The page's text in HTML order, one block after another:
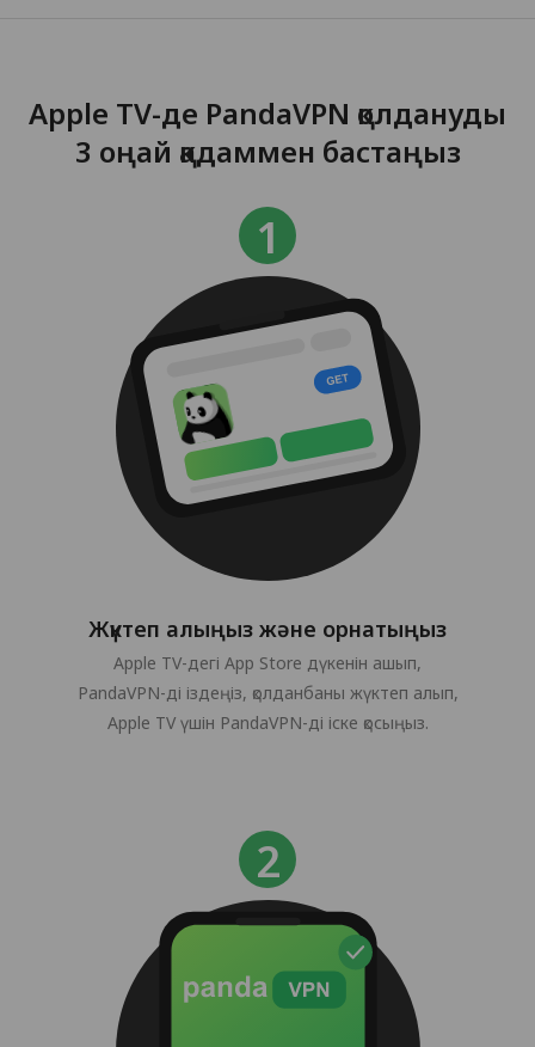
Apple TV-де PandaVPN қолдануды
3 оңай қадаммен бастаңыз
Жүктеп алыңыз және орнатыңыз
Apple TV-дегі App Store дүкенін ашып,
PandaVPN-ді іздеңіз, қолданбаны жүктеп алып,
Apple TV үшін PandaVPN-ді іске қосыңыз.